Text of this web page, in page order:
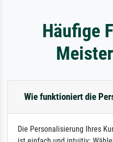
Häufige
Wie funktioniert die
Die Personalisierung Ihres